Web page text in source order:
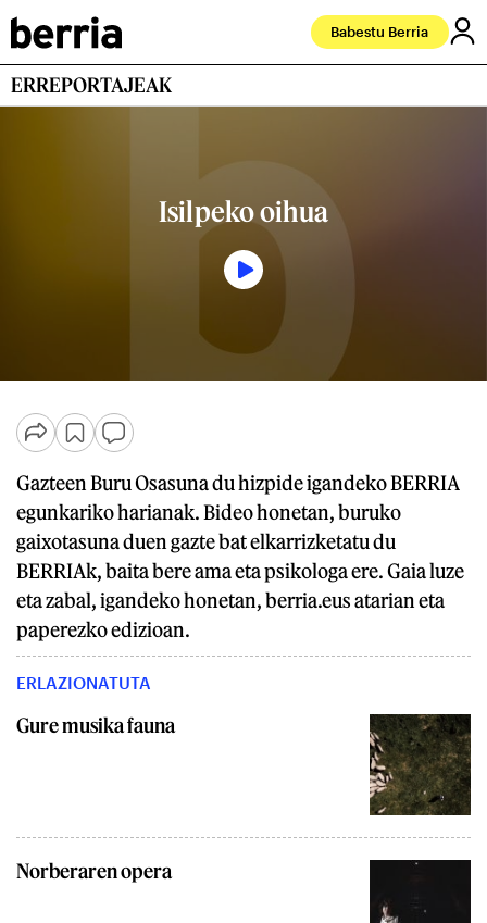
Babestu Berria
ERREPORTAJEAK
Isilpeko oihua
Gazteen Buru Osasuna du hizpide igandeko BERRIA
egunkariko harianak. Bideo honetan, buruko
gaixotasuna duen gazte bat elkarrizketatu du
BERRIAk, baita bere ama eta psikologa ere. Gaia luze
eta zabal, igandeko honetan, berria.eus atarian eta
paperezko edizioan.
ERLAZIONATUTA
Gure musika fauna
Norberaren opera